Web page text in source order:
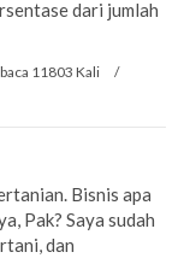
dari jumlah
11803 Kali
/
Bisnis apa
Pak? Saya sudah
dan